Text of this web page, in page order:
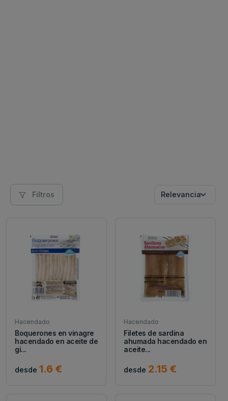
Filtros
Hacendado
Boquerones en vinagre
hacendado en aceite de
gi...
desde 1.6 €
Hacendado
Filetes de sardina
ahumada hacendado en
aceite...
desde 2.15 €